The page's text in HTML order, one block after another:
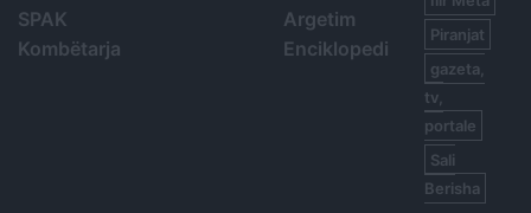
SPAK
Kombëtarja
Argetim
Enciklopedi
Piranjat
gazeta,
tv,
portale
Sali
Berisha